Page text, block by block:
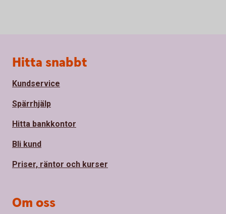
Sidfot
Hitta snabbt
Kundservice
Spärrhjälp
Hitta bankkontor
Bli kund
Priser, räntor och kurser
Om oss